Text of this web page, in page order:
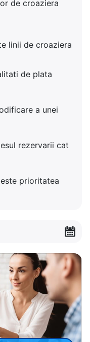
de croaziera
linii de croaziera
de plata
a unei
rezervarii cat
prioritatea